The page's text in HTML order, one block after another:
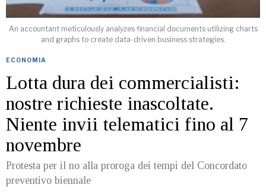
An accountant meticulously analyzes financial documents utilizing charts
and graphs to create data-driven business strategies.
ECONOMIA
Lotta dura dei commercialisti:
nostre richieste inascoltate.
Niente invii telematici fino al 7
novembre
Protesta per il no alla proroga dei tempi del Concordato
preventivo biennale